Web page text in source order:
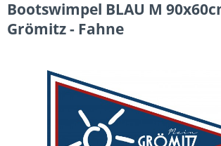
Bootswimpel BLAU M
Grömitz - Fahne